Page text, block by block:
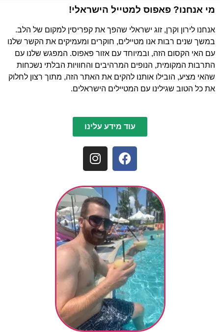
מי אנחנו? פאפוס למטייל הישראלי!
אנחנו לירון וקרן, זוג ישראלי שהפך את קפריסין למקום של הלב.
במשך שנים רבות אנו מטיילים, חוקרים ומעמיקים את הקשר שלנו
עם האי הקסום הזה, ובמיוחד עם אזור פאפוס. המפגש שלנו עם
התרבות המקומית, הנופים המרהיבים והחוויות הבלתי נשכחות
שהאי מציע, הובילו אותנו להקים את האתר הזה, מתוך רצון לחלוק
את כל הטוב שגילינו עם המטיילים הישראלים.
עוד מידע עלינו